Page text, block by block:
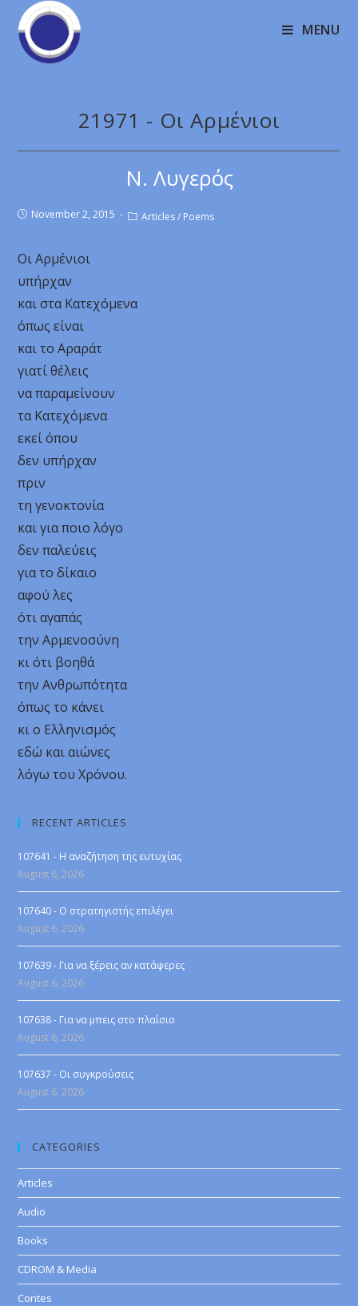
MENU
21971 - Οι Αρμένιοι
Ν. Λυγερός
November 2, 2015 Articles / Poems
Οι Αρμένιοι
υπήρχαν
και στα Κατεχόμενα
όπως είναι
και το Αραράτ
γιατί θέλεις
να παραμείνουν
τα Κατεχόμενα
εκεί όπου
δεν υπήρχαν
πριν
τη γενοκτονία
και για ποιο λόγο
δεν παλεύεις
για το δίκαιο
αφού λες
ότι αγαπάς
την Αρμενοσύνη
κι ότι βοηθά
την Ανθρωπότητα
όπως το κάνει
κι ο Ελληνισμός
εδώ και αιώνες
λόγω του Χρόνου.
RECENT ARTICLES
107641 - Η αναζήτηση της ευτυχίας
August 6, 2026
107640 - Ο στρατηγιστής επιλέγει
August 6, 2026
107639 - Για να ξέρεις αν κατάφερες
August 6, 2026
107638 - Για να μπεις στο πλαίσιο
August 6, 2026
107637 - Οι συγκρούσεις
August 6, 2026
CATEGORIES
Articles
Audio
Books
CDROM & Media
Contes